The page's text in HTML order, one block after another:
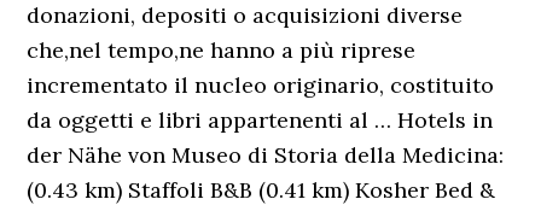
donazioni, depositi o acquisizioni diverse
che,nel tempo,ne hanno a più riprese
incrementato il nucleo originario, costituito
da oggetti e libri appartenenti al … Hotels in
der Nähe von Museo di Storia della Medicina:
(0.43 km) Staffoli B&B (0.41 km) Kosher Bed &